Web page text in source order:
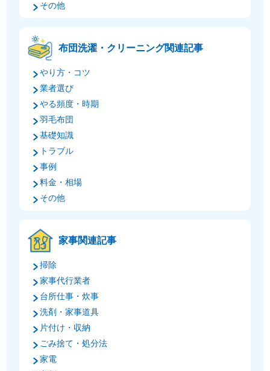
その他
布団洗濯・クリーニング関連記事
やり方・コツ
業者選び
やる頻度・時期
羽毛布団
基礎知識
トラブル
事例
料金・相場
その他
家事関連記事
掃除
家事代行業者
台所仕事・炊事
洗剤・家事道具
片付け・収納
ごみ捨て・処分法
家電